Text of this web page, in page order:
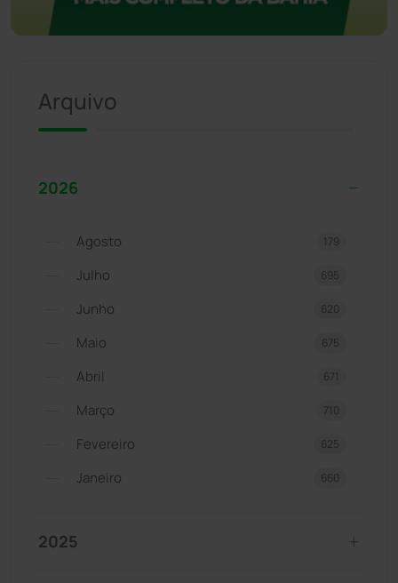
Arquivo
2026
Agosto 179
Julho 695
Junho 620
Maio 675
Abril 671
Março 710
Fevereiro 625
Janeiro 660
2025